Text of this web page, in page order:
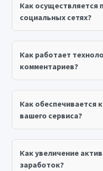
Как осуществляется
социальных сетях?
Как работает
комментариев?
Как обеспечивается
вашего сервиса?
Как увеличение
заработок?